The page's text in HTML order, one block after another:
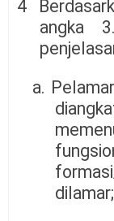
4
angka
a.
dilamar;